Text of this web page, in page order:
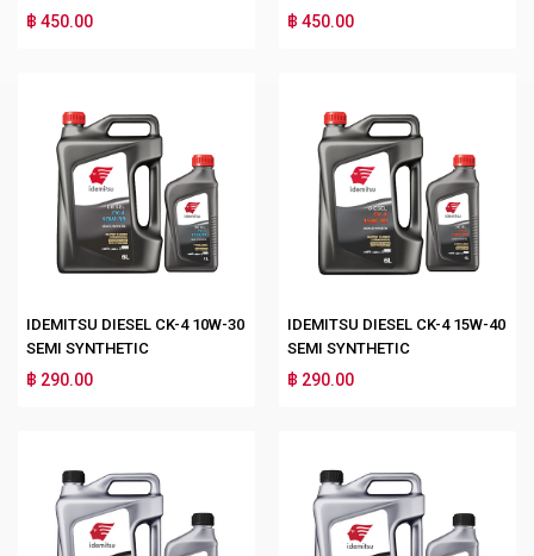
฿ 450.00 ฿ 450.00
IDEMITSU DIESEL CK-4 10W-30
SEMI SYNTHETIC
฿ 290.00
IDEMITSU DIESEL CK-4 15W-40
SEMI SYNTHETIC
฿ 290.00